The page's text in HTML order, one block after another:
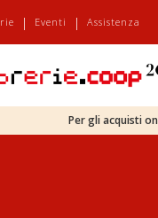
| Eventi | Assistenza
Per gli acquisti